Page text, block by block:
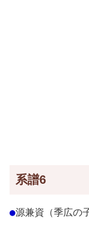
系譜6
●源兼資（季広の子